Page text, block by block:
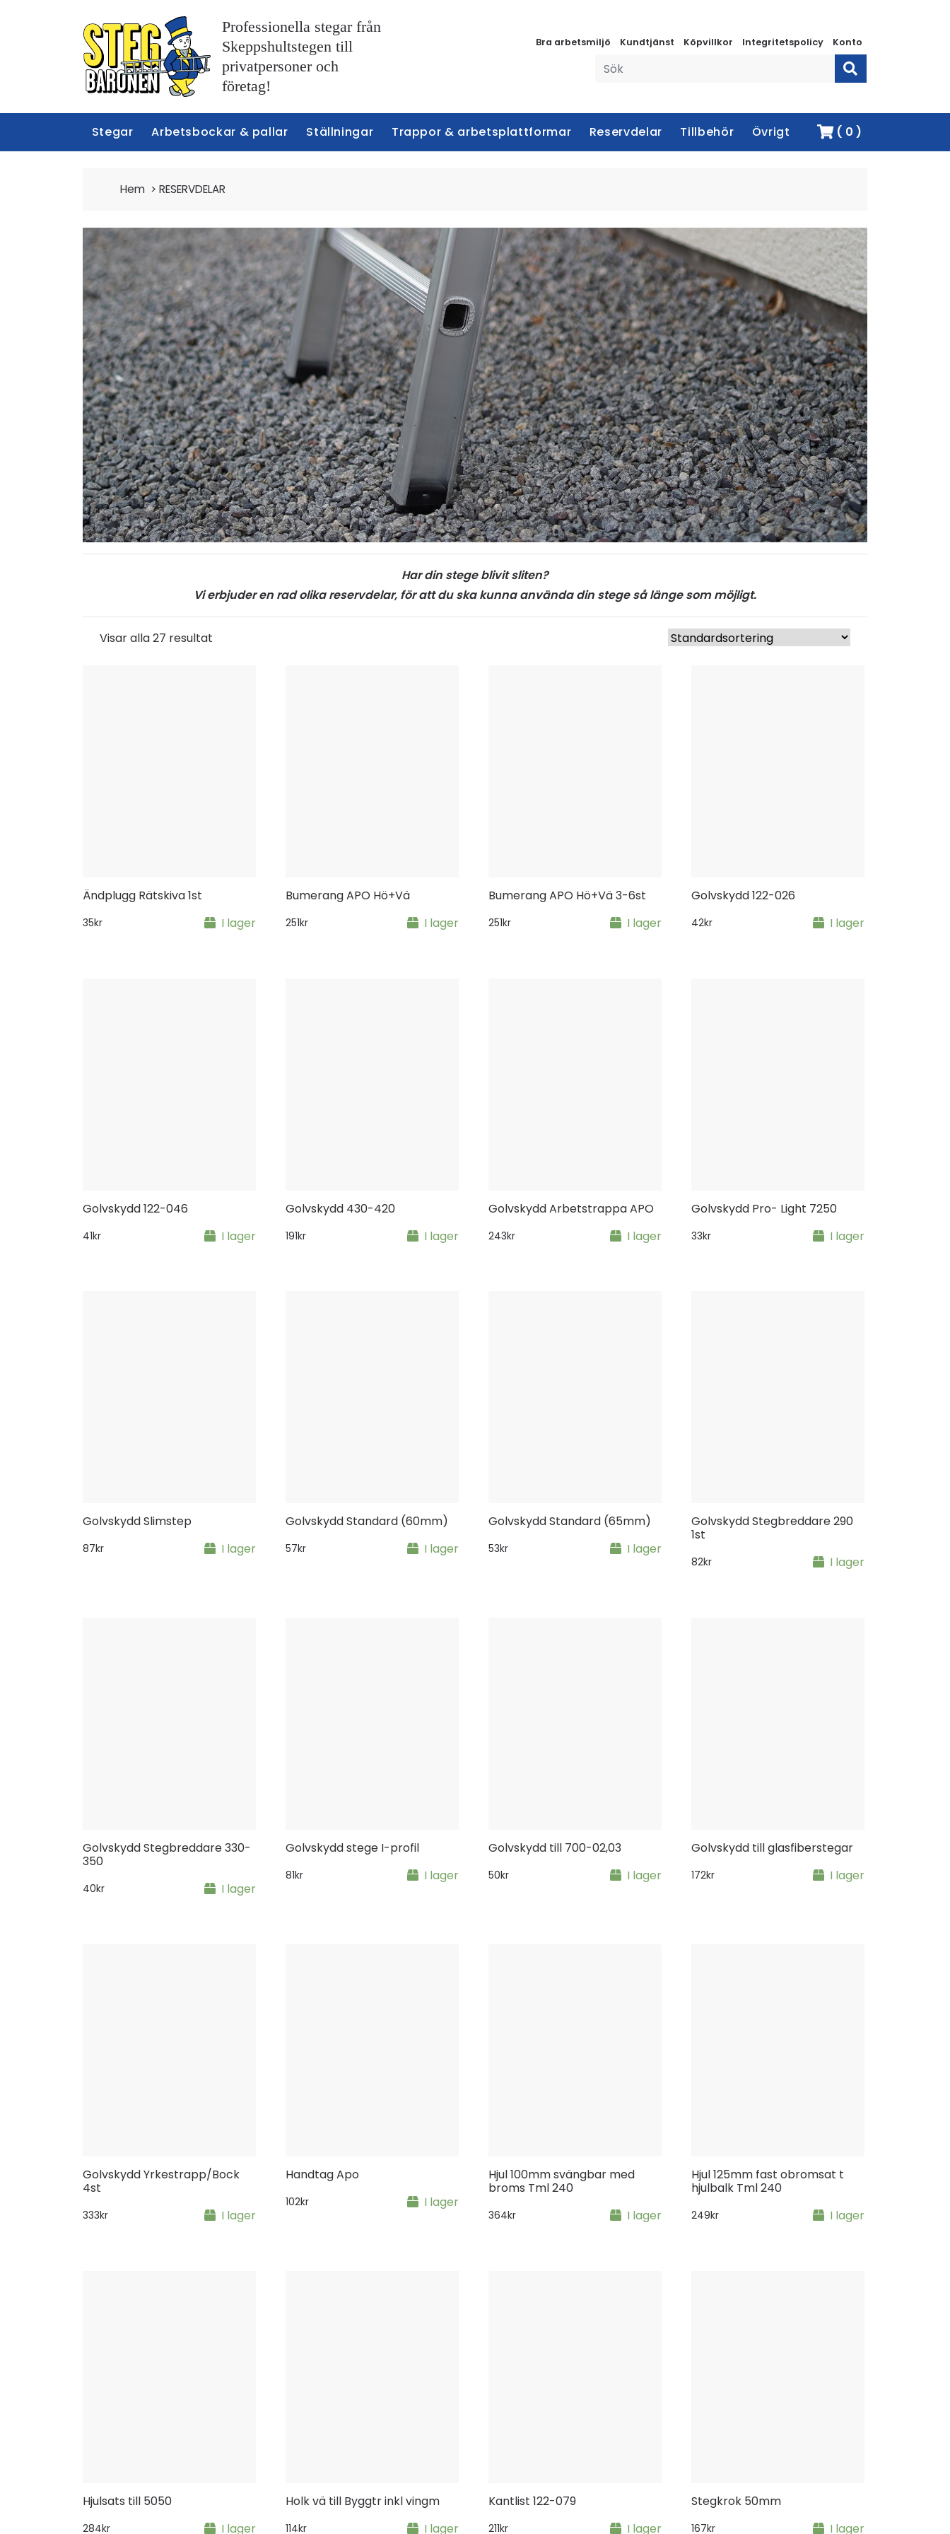
Professionella stegar från
Skeppshultstegen till
privatpersoner och
företag!
Bra arbetsmiljö Kundtjänst Köpvillkor Integritetspolicy Konto
Stegar Arbetsbockar & pallar Ställningar Trappor & arbetsplattformar Reservdelar Tillbehör Övrigt ( 0 )
Hem >RESERVDELAR
Har din stege blivit sliten?
Vi erbjuder en rad olika reservdelar, för att du ska kunna använda din stege så länge som möjligt.
Visar alla 27 resultat
Ändplugg Rätskiva 1st
I lager
35kr
Bumerang APO Hö+Vä
I lager
251kr
Bumerang APO Hö+Vä 3-6st
I lager
251kr
Golvskydd 122-026
I lager
42kr
Golvskydd 122-046
I lager
41kr
Golvskydd 430-420
I lager
191kr
Golvskydd Arbetstrappa APO
I lager
243kr
Golvskydd Pro- Light 7250
I lager
33kr
Golvskydd Slimstep
I lager
87kr
Golvskydd Standard (60mm)
I lager
57kr
Golvskydd Standard (65mm)
I lager
53kr
Golvskydd Stegbreddare 290
1st
I lager
82kr
Golvskydd Stegbreddare 330-
350
I lager
40kr
Golvskydd stege I-profil
I lager
81kr
Golvskydd till 700-02,03
I lager
50kr
Golvskydd till glasfiberstegar
I lager
172kr
Golvskydd Yrkestrapp/Bock
4st
I lager
333kr
Handtag Apo
I lager
102kr
Hjul 100mm svängbar med
broms Tml 240
I lager
364kr
Hjul 125mm fast obromsat t
hjulbalk Tml 240
I lager
249kr
Hjulsats till 5050
I lager
284kr
Holk vä till Byggtr inkl vingm
I lager
114kr
Kantlist 122-079
I lager
211kr
Stegkrok 50mm
I lager
167kr